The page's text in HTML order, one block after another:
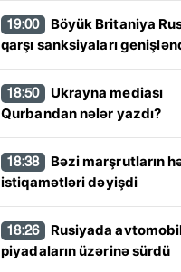
19:00
qarşı sanksiyaları
18:50
Qurbandan nələr yazdı?
18:38
istiqamətləri dəyişdi
18:26
piyadaların üzərinə sürdü